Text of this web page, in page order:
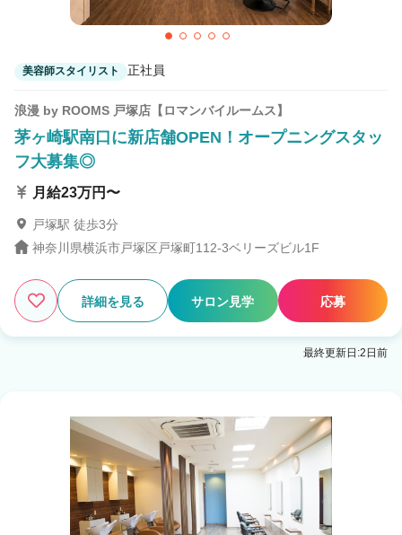
美容師スタイリスト 正社員
浪漫 by ROOMS 戸塚店【ロマンバイルームス】
茅ヶ崎駅南口に新店舗OPEN！オープニングスタッ
フ大募集◎
月給23万円〜
戸塚駅 徒歩3分
神奈川県横浜市戸塚区戸塚町112-3ベリーズビル1F
詳細を見る サロン見学 応募
最終更新日:2日前